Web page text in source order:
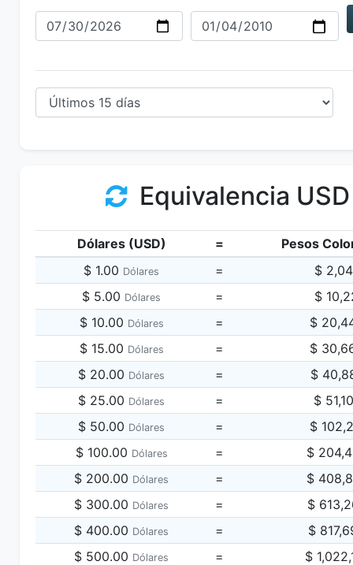
Equivalencia
Dólares (USD) =
Pesos
$ 1.00 Dólares = $
$ 5.00 Dólares = $
$ 10.00 Dólares = $
$ 15.00 Dólares = $
$ 20.00 Dólares = $
$ 25.00 Dólares = $
$ 50.00 Dólares = $
$ 100.00 Dólares = $
$ 200.00 Dólares = $
$ 300.00 Dólares = $
$ 400.00 Dólares = $
$ 500.00 Dólares = $